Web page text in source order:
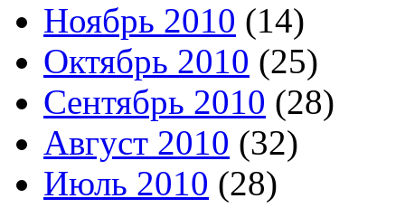
Ноябрь 2010 (14)
Октябрь 2010 (25)
Сентябрь 2010 (28)
Август 2010 (32)
Июль 2010 (28)